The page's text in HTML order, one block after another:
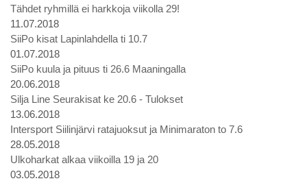
Tähdet ryhmillä ei harkkoja viikolla 29!
11.07.2018
SiiPo kisat Lapinlahdella ti 10.7
01.07.2018
SiiPo kuula ja pituus ti 26.6 Maaningalla
20.06.2018
Silja Line Seurakisat ke 20.6 - Tulokset
13.06.2018
Intersport Siilinjärvi ratajuoksut ja Minimaraton to 7.6
28.05.2018
Ulkoharkat alkaa viikoilla 19 ja 20
03.05.2018